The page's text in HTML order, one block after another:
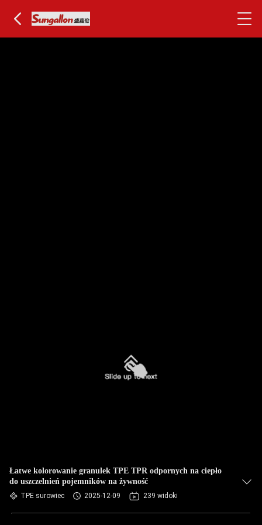
Łatwe kolorowanie granulek TPE TPR odpornych na ciepło
do uszczelnień pojemników na żywność
TPE surowiec 2025-12-09 239 widoki